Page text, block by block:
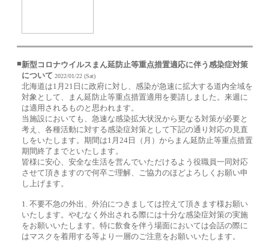
■新型コロナウイルスまん延防止等重点措置適応に伴う感染症対策
について 2022/01/22 (Sat)
北海道は1月21日に政府に対し、感染が急速に拡大する道内全域を
対象として、まん延防止等重点措置適用を要請しました。来週に
は適用されるものと思われます。
当施設においても、急速な感染拡大状況から更なる対策が必要と
考え、各種活動に対する感染症対策として下記の通り対応の見直
しをいたします。期間は1月24日（月）からまん延防止等重点措置
期間終了までといたします。
皆様に安心、安全な生活を営んでいただけるよう役職員一同対応
させて頂きますので何卒ご理解、ご協力のほどよろしくお願い申
し上げます。
1. 不要不急の外出、外泊につきましては控えて頂きます様お願い
いたします。やむなく外出される際には十分な感染症対策の実施
をお願いいたします。特に飲食を伴う場面においては会話の際に
はマスクを着用する等より一層のご注意をお願いいたします。